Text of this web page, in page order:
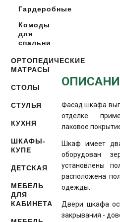
Гардеробные
Комоды
для
спальни
ОРТОПЕДИЧЕСКИЕ
МАТРАСЫ
СТОЛЫ
СТУЛЬЯ
КУХНЯ
ШКАФЫ-
КУПЕ
ДЕТСКАЯ
МЕБЕЛЬ
ДЛЯ
КАБИНЕТА
Фасад шкафа
отделке
лаковое
Шкаф имеет
оборудован
установлены
расположена
одежды.
Двери шкафа
закрывания -